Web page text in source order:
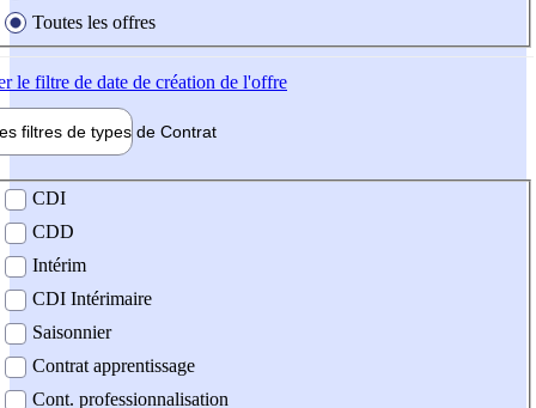
Toutes les offres
le filtre de date de création de l'offre
filtres de types de Contrat
contrat
CDI
CDD
Intérim
CDI Intérimaire
Saisonnier
Contrat apprentissage
Cont. professionnalisation